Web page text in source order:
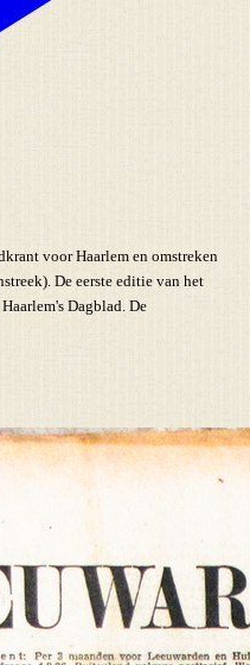
voor Haarlem en omstreken
De eerste editie van het
Dagblad. De